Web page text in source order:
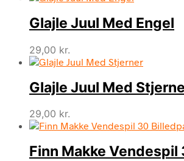
Glajle Juul Med Engel
29,00 kr.
Glajle Juul Med
29,00 kr.
Finn Makke Vendespil